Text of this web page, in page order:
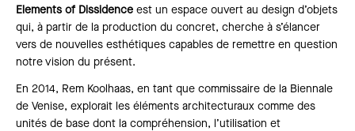
Elements of Dissidence est un espace ouvert au design d’objets
qui, à partir de la production du concret, cherche à s’élancer
vers de nouvelles esthétiques capables de remettre en question
notre vision du présent.
En 2014, Rem Koolhaas, en tant que commissaire de la Biennale
de Venise, explorait les éléments architecturaux comme des
unités de base dont la compréhension, l’utilisation et